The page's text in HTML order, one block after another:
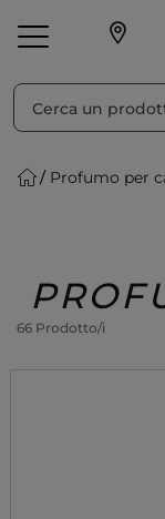
Make-up
Profumo per
66 Prodotto/i
Ordina per